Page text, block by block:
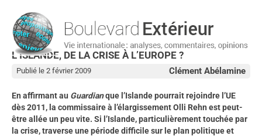
L’ISLANDE, DE LA CRISE À L’EUROPE ?
Clément Abélamine
Publié le 2 février 2009
En affirmant au Guardianque l’Islande pourrait rejoindre l’UE
dès 2011, la commissaire à l’élargissement Olli Rehn est peut-
être allée un peu vite. Si l’Islande, particulièrement touchée par
la crise, traverse une période difficile sur le plan politique et